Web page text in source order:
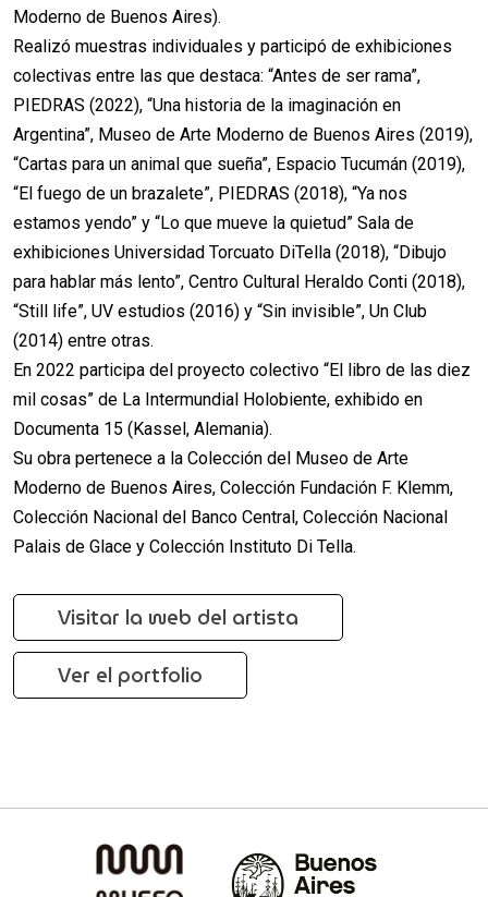
Moderno de Buenos Aires).
Realizó muestras individuales y participó de exhibiciones
colectivas entre las que destaca: “Antes de ser rama”,
PIEDRAS (2022), “Una historia de la imaginación en
Argentina”, Museo de Arte Moderno de Buenos Aires (2019),
“Cartas para un animal que sueña”, Espacio Tucumán (2019),
“El fuego de un brazalete”, PIEDRAS (2018), “Ya nos
estamos yendo” y “Lo que mueve la quietud” Sala de
exhibiciones Universidad Torcuato DiTella (2018), “Dibujo
para hablar más lento”, Centro Cultural Heraldo Conti (2018),
“Still life”, UV estudios (2016) y “Sin invisible”, Un Club
(2014) entre otras.
En 2022 participa del proyecto colectivo “El libro de las diez
mil cosas” de La Intermundial Holobiente, exhibido en
Documenta 15 (Kassel, Alemania).
Su obra pertenece a la Colección del Museo de Arte
Moderno de Buenos Aires, Colección Fundación F. Klemm,
Colección Nacional del Banco Central, Colección Nacional
Palais de Glace y Colección Instituto Di Tella.
Visitar la web del artista
Ver el portfolio